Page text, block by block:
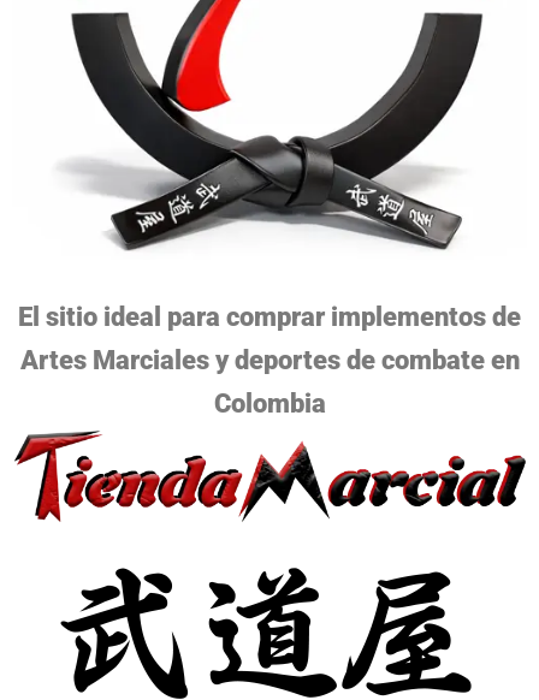
El sitio ideal para comprar implementos de
Artes Marciales y deportes de combate en
Colombia